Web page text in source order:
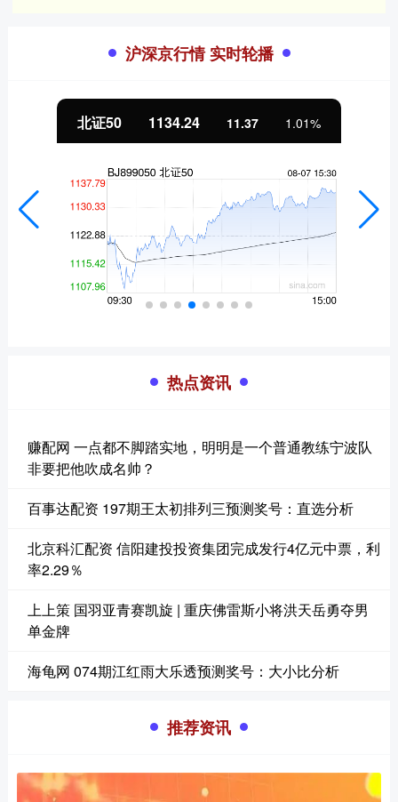
沪深京行情 实时轮播
北证50 1134.24 11.37 1.01%
热点资讯
赚配网 一点都不脚踏实地，明明是一个普通教练宁波队
非要把他吹成名帅？
百事达配资 197期王太初排列三预测奖号：直选分析
北京科汇配资 信阳建投投资集团完成发行4亿元中票，利
率2.29％
上上策 国羽亚青赛凯旋 | 重庆佛雷斯小将洪天岳勇夺男
单金牌
海龟网 074期江红雨大乐透预测奖号：大小比分析
推荐资讯